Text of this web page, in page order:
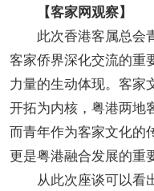
【客家网观察】
此次香港客属总会
客家侨界深化交流的重
力量的生动体现。客家
开拓为内核，粤港两地
而青年作为客家文化的
更是粤港融合发展的重
从此次座谈可以看